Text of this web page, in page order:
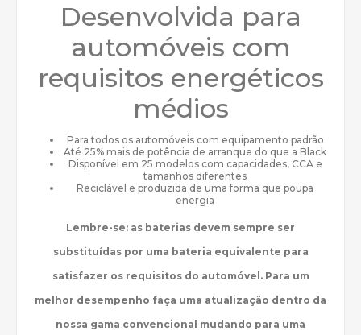
Desenvolvida para
automóveis com
requisitos energéticos
médios
Para todos os automóveis com equipamento padrão
Até 25% mais de potência de arranque do que a Black
Disponível em 25 modelos com capacidades, CCA e
tamanhos diferentes
Reciclável e produzida de uma forma que poupa
energia
Lembre-se: as baterias devem sempre ser
substituídas por uma bateria equivalente para
satisfazer os requisitos do automóvel. Para um
melhor desempenho faça uma atualização dentro da
nossa gama convencional mudando para uma